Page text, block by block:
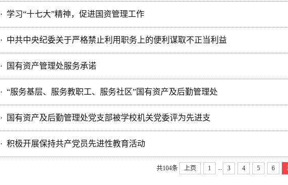
· 学习“十七大”精神，促进国资管理工作
· 中共中央纪委关于严格禁止利用职务上的便利谋取不正当利益
· 国有资产管理处服务承诺
· “服务基层、服务教职工、服务社区”国有资产及后勤管理处
· 国有资产及后勤管理处党支部被学校机关党委评为先进支
· 积极开展保持共产党员先进性教育活动
共104条 上页 1 3 4 5 6